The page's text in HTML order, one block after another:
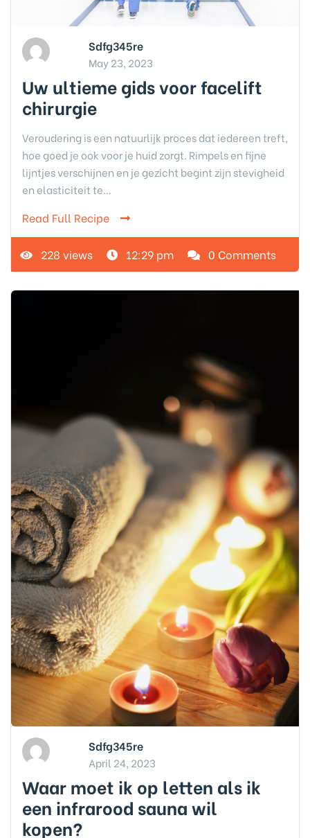
Sdfg345re
May 23, 2023
Uw ultieme gids voor facelift
chirurgie
Veroudering is een natuurlijk proces dat iedereen treft,
hoe goed je ook voor je huid zorgt. Rimpels en fijne
lijntjes verschijnen en je gezicht begint zijn stevigheid
en elasticiteit te…
Read Full Recipe
228 views 12:29 pm 0 Comments
Sdfg345re
April 24, 2023
Waar moet ik op letten als ik
een infrarood sauna wil
kopen?